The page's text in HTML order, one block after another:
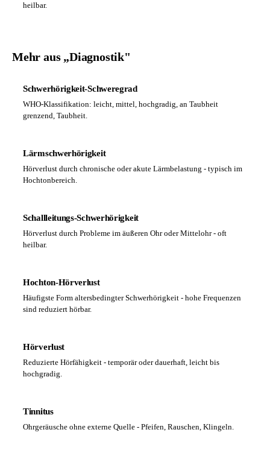
heilbar.
Mehr aus „Diagnostik"
Schwerhörigkeit-Schweregrad
WHO-Klassifikation: leicht, mittel, hochgradig, an Taubheit
grenzend, Taubheit.
Lärmschwerhörigkeit
Hörverlust durch chronische oder akute Lärmbelastung - typisch im
Hochtonbereich.
Schallleitungs-Schwerhörigkeit
Hörverlust durch Probleme im äußeren Ohr oder Mittelohr - oft
heilbar.
Hochton-Hörverlust
Häufigste Form altersbedingter Schwerhörigkeit - hohe Frequenzen
sind reduziert hörbar.
Hörverlust
Reduzierte Hörfähigkeit - temporär oder dauerhaft, leicht bis
hochgradig.
Tinnitus
Ohrgeräusche ohne externe Quelle - Pfeifen, Rauschen, Klingeln.